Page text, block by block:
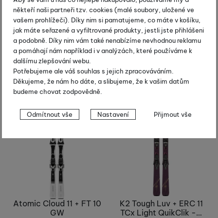
někteří naši partneři tzv. cookies (malé soubory, uložené ve
vašem prohlížeči). Díky nim si pamatujeme, co máte v košíku,
jak máte seřazené a vyfiltrované produkty, jestli jste přihlášeni
a podobně. Díky nim vám také nenabízíme nevhodnou reklamu
a pomáhají nám například i v analýzách, které používáme k
dalšímu zlepšování webu.
Potřebujeme ale váš souhlas s jejich zpracováváním.
Děkujeme, že nám ho dáte, a slibujeme, že k vašim datům
budeme chovat zodpovědně.
Nastavení souhlasů s kategoriemi
cookies
Technické
-bez těchto cookies náš web nebude fungovat
VŽDY AKTIVNÍ
Technické cookies umožňují váš průchod nákupním košíkem,
porovnávání produktů a další nezbytné funkce.
Preferenční a rozšířené funkce
Preferenční a rozšířené funkce
abyste nemuseli vše
nastavovat znovu a abyste se s námi mohli spojit např. pomocí
chatu.
Odmítnout vše Nastavení Přijmout vše
27 570Kč
16 542Kč
Skladem
Typ lyžaře: Sportovní lyžař
Koupit
26 970
18 879Kč
Centrální sklad dodavatele
Typ lyžaře:Začátečník
Koupit
Atomic Cloud 11 + FT 10
GW
K2 Tough Luv + ERC 11
TCx Light QuikClik -…